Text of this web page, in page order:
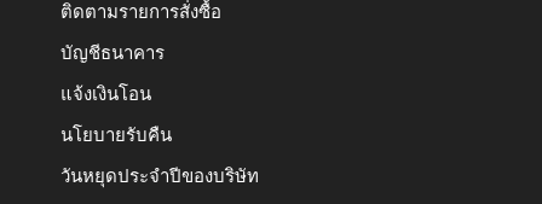
ติดตามรายการสั่งซื้อ
บัญชีธนาคาร
แจ้งเงินโอน
นโยบายรับคืน
วันหยุดประจำปีของบริษัท